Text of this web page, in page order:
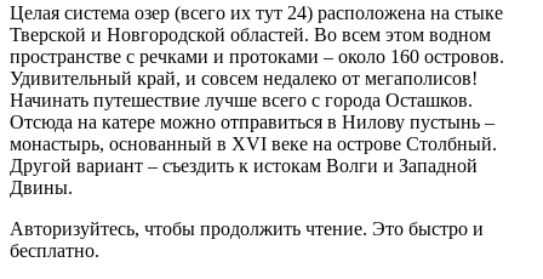
Целая система озер (всего их тут 24) расположена на стыке
Тверской и Новгородской областей. Во всем этом водном
пространстве с речками и протоками – около 160 островов.
Удивительный край, и совсем недалеко от мегаполисов!
Начинать путешествие лучше всего с города Осташков.
Отсюда на катере можно отправиться в Нилову пустынь –
монастырь, основанный в XVI веке на острове Столбный.
Другой вариант – съездить к истокам Волги и Западной
Двины.
Авторизуйтесь, чтобы продолжить чтение. Это быстро и
бесплатно.